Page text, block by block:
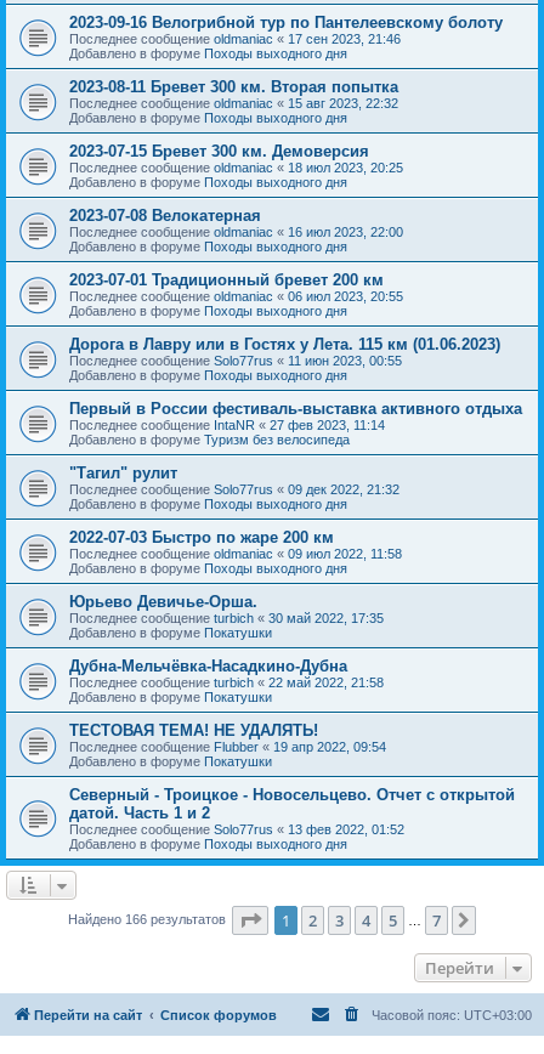
2023-09-16 Велогрибной тур по Пантелеевскому болоту
Последнее сообщение oldmaniac « 17 сен 2023, 21:46
Добавлено в форуме Походы выходного дня
2023-08-11 Бревет 300 км. Вторая попытка
Последнее сообщение oldmaniac « 15 авг 2023, 22:32
Добавлено в форуме Походы выходного дня
2023-07-15 Бревет 300 км. Демоверсия
Последнее сообщение oldmaniac « 18 июл 2023, 20:25
Добавлено в форуме Походы выходного дня
2023-07-08 Велокатерная
Последнее сообщение oldmaniac « 16 июл 2023, 22:00
Добавлено в форуме Походы выходного дня
2023-07-01 Традиционный бревет 200 км
Последнее сообщение oldmaniac « 06 июл 2023, 20:55
Добавлено в форуме Походы выходного дня
Дорога в Лавру или в Гостях у Лета. 115 км (01.06.2023)
Последнее сообщение Solo77rus « 11 июн 2023, 00:55
Добавлено в форуме Походы выходного дня
Первый в России фестиваль-выставка активного отдыха
Последнее сообщение IntaNR « 27 фев 2023, 11:14
Добавлено в форуме Туризм без велосипеда
"Тагил" рулит
Последнее сообщение Solo77rus « 09 дек 2022, 21:32
Добавлено в форуме Походы выходного дня
2022-07-03 Быстро по жаре 200 км
Последнее сообщение oldmaniac « 09 июл 2022, 11:58
Добавлено в форуме Походы выходного дня
Юрьево Девичье-Орша.
Последнее сообщение turbich « 30 май 2022, 17:35
Добавлено в форуме Покатушки
Дубна-Мельчёвка-Насадкино-Дубна
Последнее сообщение turbich « 22 май 2022, 21:58
Добавлено в форуме Покатушки
ТЕСТОВАЯ ТЕМА! НЕ УДАЛЯТЬ!
Последнее сообщение Flubber « 19 апр 2022, 09:54
Добавлено в форуме Покатушки
Северный - Троицкое - Новосельцево. Отчет с открытой
датой. Часть 1 и 2
Последнее сообщение Solo77rus « 13 фев 2022, 01:52
Добавлено в форуме Походы выходного дня
Найдено 166 результатов Страница из
1 2 3 4 5 7
Перейти
Перейти на сайт Список форумов Часовой пояс: UTC+03:00